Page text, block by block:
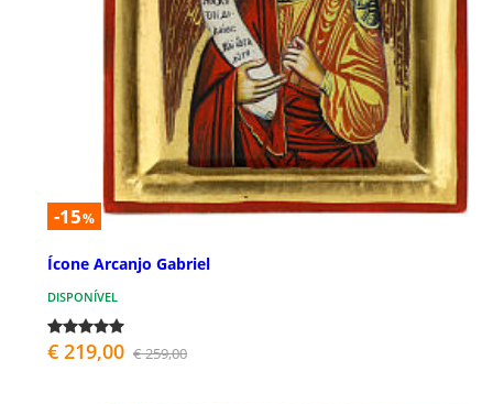
-15%
Ícone Arcanjo Gabriel
DISPONÍVEL
€ 219,00 € 259,00